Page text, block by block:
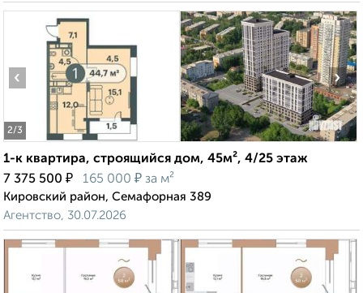
2/3
‹ ›
1-к квартира, строящийся дом, 45м², 4/25 этаж
7 375 500 ₽ 165 000 ₽ за м²
Кировский район, Семафорная 389
Агентство, 30.07.2026